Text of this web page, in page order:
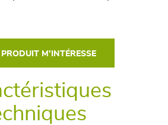
PRODUIT M'INTÉRESSE